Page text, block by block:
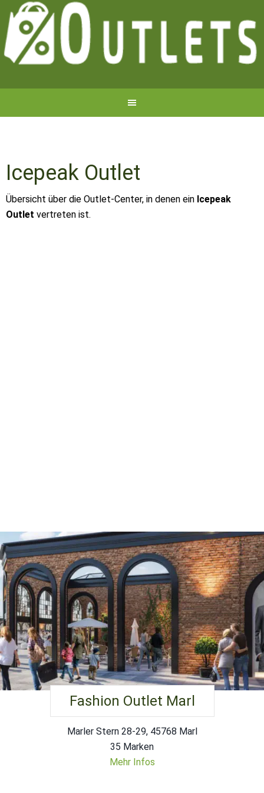
Icepeak Outlet
Übersicht über die Outlet-Center, in denen ein Icepeak
Outlet vertreten ist.
Fashion Outlet Marl
Marler Stern 28-29, 45768 Marl
35 Marken
Mehr Infos